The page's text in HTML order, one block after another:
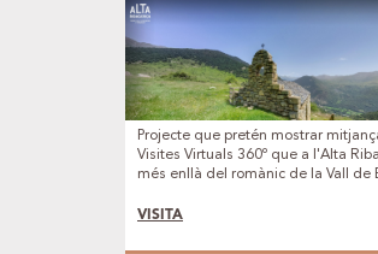
Projecte que pretén mostrar
Visites Virtuals 360º que a l'Alta
més enllà del romànic de la Vall de
ponts que cal conèixer.
VISITA